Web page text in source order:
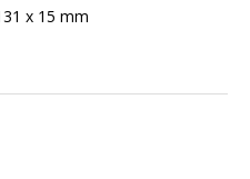
x 15 mm